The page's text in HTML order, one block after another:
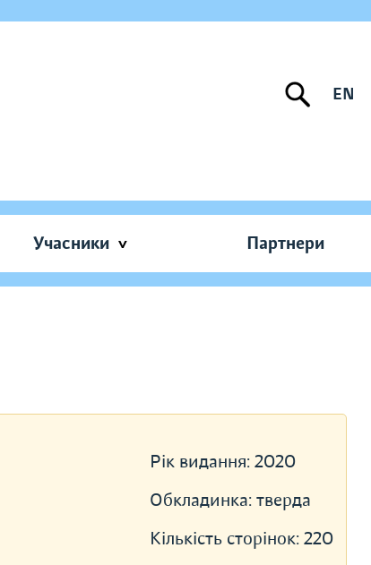
EN
Учасники Партнери
Рік видання: 2020
Обкладинка: тверда
Кількість сторінок: 220